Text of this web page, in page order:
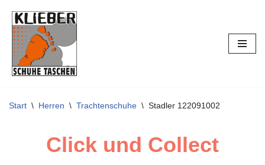
Zum
Inhalt
springen
Start \ Herren \ Trachtenschuhe \ Stadler 122091002
Click und Collect